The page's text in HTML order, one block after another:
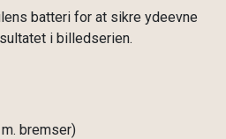
batteri for at sikre ydeevne
i billedserien.
bremser)